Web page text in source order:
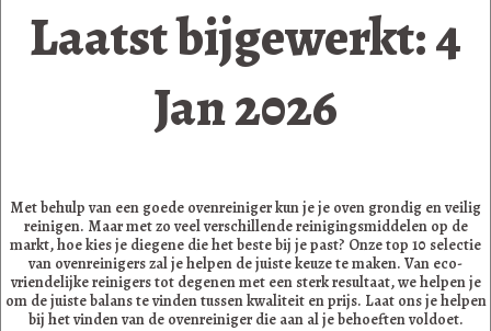
Laatst bijgewerkt: 4
Jan 2026
Met behulp van een goede ovenreiniger kun je je oven grondig en veilig
reinigen. Maar met zo veel verschillende reinigingsmiddelen op de
markt, hoe kies je diegene die het beste bij je past? Onze top 10 selectie
van ovenreinigers zal je helpen de juiste keuze te maken. Van eco-
vriendelijke reinigers tot degenen met een sterk resultaat, we helpen je
om de juiste balans te vinden tussen kwaliteit en prijs. Laat ons je helpen
bij het vinden van de ovenreiniger die aan al je behoeften voldoet.